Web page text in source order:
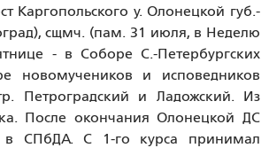
Каргопольского у. Олонецкой губ.-
сщмч. (пам. 31 июля, в Неделю
- в Соборе С.-Петербургских
новомучеников и исповедников
Петроградский и Ладожский. Из
После окончания Олонецкой ДС
в СПбДА. С 1-го курса принимал